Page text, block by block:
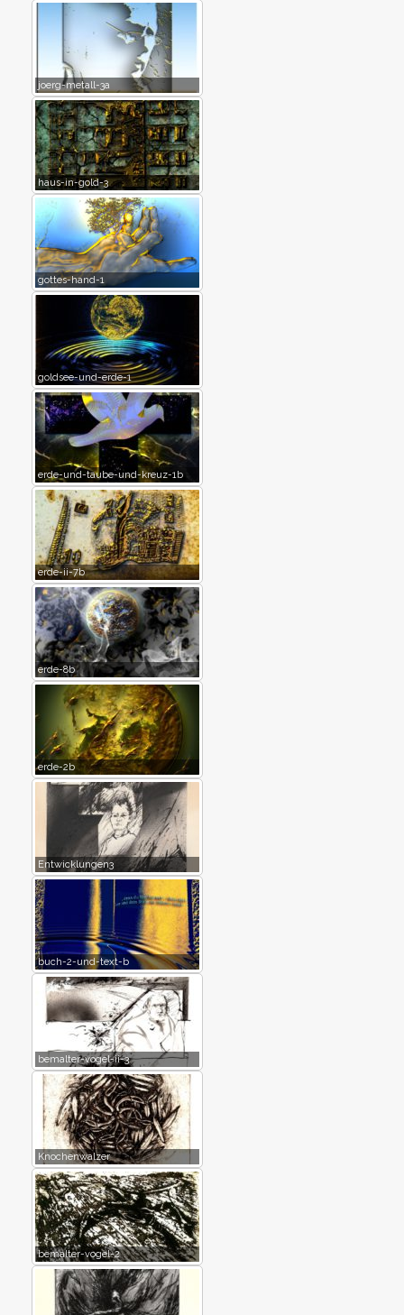
joerg-metall-3a
haus-in-gold-3
gottes-hand-1
goldsee-und-erde-1
erde-und-taube-und-kreuz-1b
erde-ii-7b
erde-8b
erde-2b
Entwicklungen3
buch-2-und-text-b
bemalter-vogel-ii-3
Knochenwalzer
bemalter-vogel-2